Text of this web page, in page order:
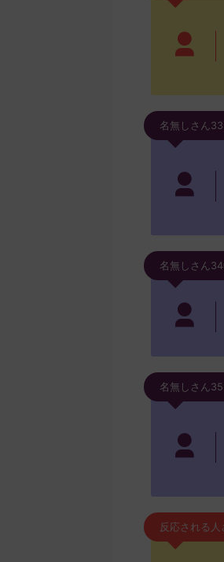
名無しさん
名無しさん
名無しさん
反応される人